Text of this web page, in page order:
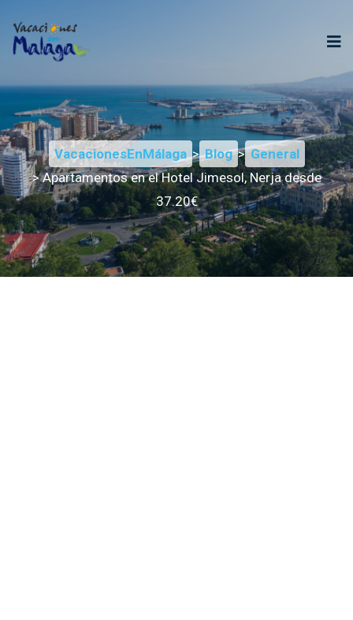
VacacionesEnMálaga > Blog > General
> Apartamentos en el Hotel Jimesol, Nerja desde
37.20€